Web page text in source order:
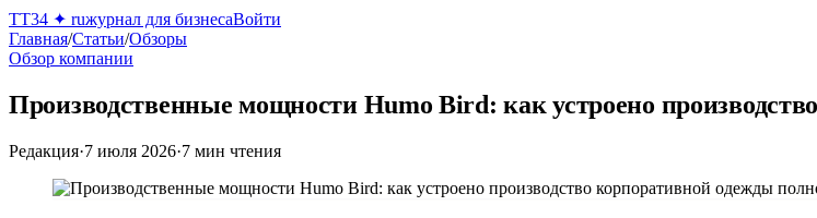
TT34 ✦ ruжурнал для бизнесаВойти
Главная/Статьи/Обзоры
Обзор компании
Производственные мощности Humo Bird: как устроено
Редакция·7 июля 2026·7 мин чтения